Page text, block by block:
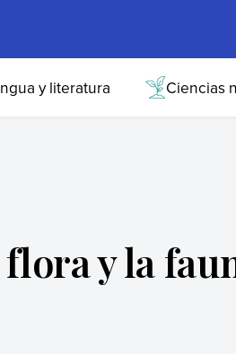
y literatura Ciencias
y la